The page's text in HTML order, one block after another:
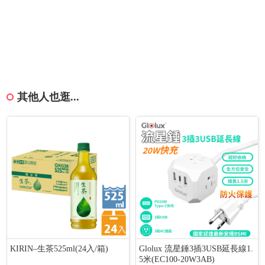
其他人也逛...
KIRIN–生茶525ml(24入/箱)
Glolux 流星錘3插3USB延長線1.
5米(EC100-20W3AB)